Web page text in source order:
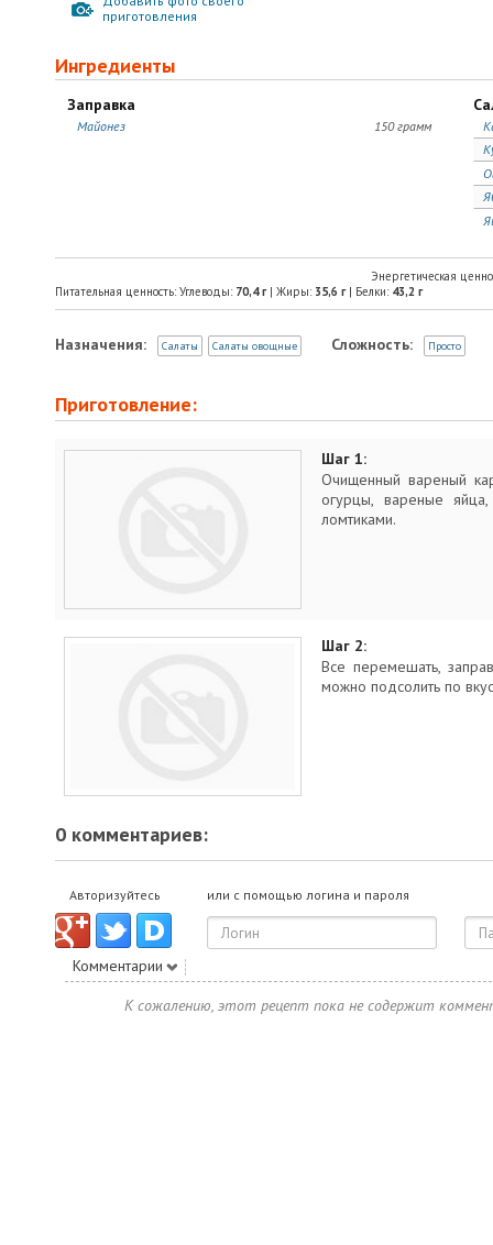
приготовления
Ингредиенты
Заправка
150 грамм
Майонез
Энергетическая
Питательная ценность: Углеводы: 70,4г| Жиры: 35,6 г| Белки: 43,2 г
Назначения: Салаты Салаты овощные Сложность: Просто
Приготовление:
Шаг 1:
Очищенный вареный
огурцы, вареные
ломтиками.
Шаг 2:
Все перемешать,
можно подсолить по
0 комментариев:
Авторизуйтесь или с помощью логина и пароля
Комментарии
К сожалению, этот рецепт пока не содержит